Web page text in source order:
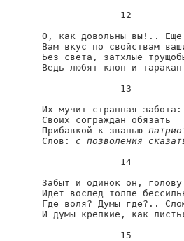
              12
О, как довольны вы!..
Вам вкус по свойствам
Без света, затхлые
Ведь любят клоп и
              13
Их мучит странная забота:
Своих сограждан обязать
Прибавкой к званью
Слов: с позволения
              14
Забыт и одинок он, голову
Идет вослед толпе
Где воля? Думы где?..
И думы крепкие, как
              15